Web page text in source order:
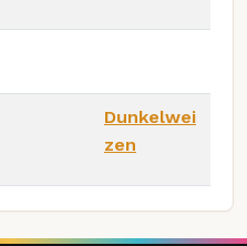
Dunkelwei
zen